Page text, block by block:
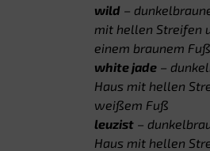
wild –
mit hellen Streifen
einem braunem Fuß
white jade –
Haus mit hellen
weißem Fuß
leuzist –
Haus mit hellen